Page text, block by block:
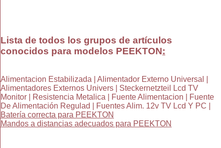
Lista de todos los grupos de artículos
conocidos para modelos PEEKTON:
Alimentacion Estabilizada | Alimentador Externo Universal |
Alimentadores Externos Univers | Steckernetzteil Lcd TV
Monitor | Resistencia Metalica | Fuente Alimentacion | Fuente
De Alimentación Regulad | Fuentes Alim. 12v TV Lcd Y PC |
Batería correcta para PEEKTON
Mandos a distancias adecuados para PEEKTON